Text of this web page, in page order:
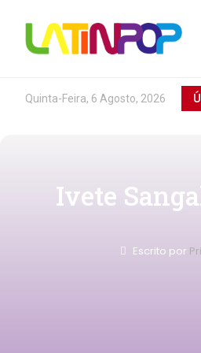
Quinta-Feira, 6 Agosto, 2026
Ivete
Escrito por